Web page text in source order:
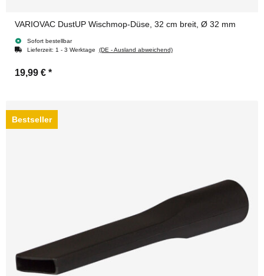
VARIOVAC DustUP Wischmop-Düse, 32 cm breit, Ø 32 mm
Sofort bestellbar
Lieferzeit: 1 - 3 Werktage (DE - Ausland abweichend)
19,99 € *
Bestseller